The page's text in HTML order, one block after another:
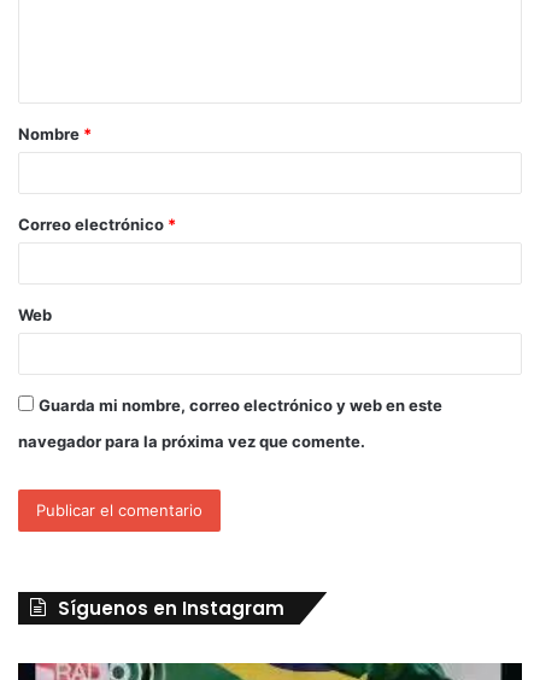
Nombre *
Correo electrónico *
Web
Guarda mi nombre, correo electrónico y web en este
navegador para la próxima vez que comente.
Síguenos en Instagram